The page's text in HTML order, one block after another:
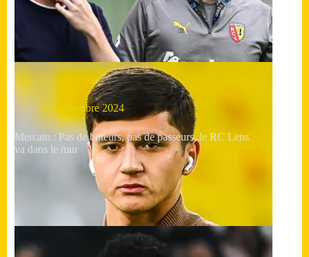
27 novembre 2024
Mercato : Pas de buteurs, pas de passeurs, le RC Lens
va dans le mur